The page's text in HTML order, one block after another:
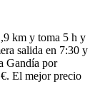
km y toma 5 h y
salida en 7:30 y
Gandía por
El mejor precio